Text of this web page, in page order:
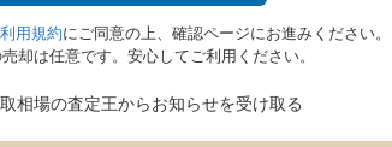
利用規約にご同意の上、確認ページにお進みください。
却は任意です。安心してご利用ください。
相場の査定王からお知らせを受け取る